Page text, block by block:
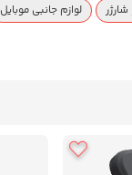
لوازم جانبی موبایل